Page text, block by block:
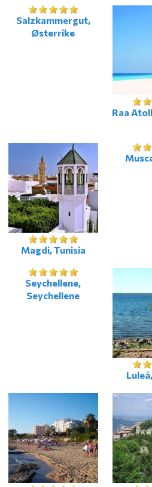
Salzkammergut,
Østerrike
Raa
Magdi, Tunisia
Seychellene,
Seychellene